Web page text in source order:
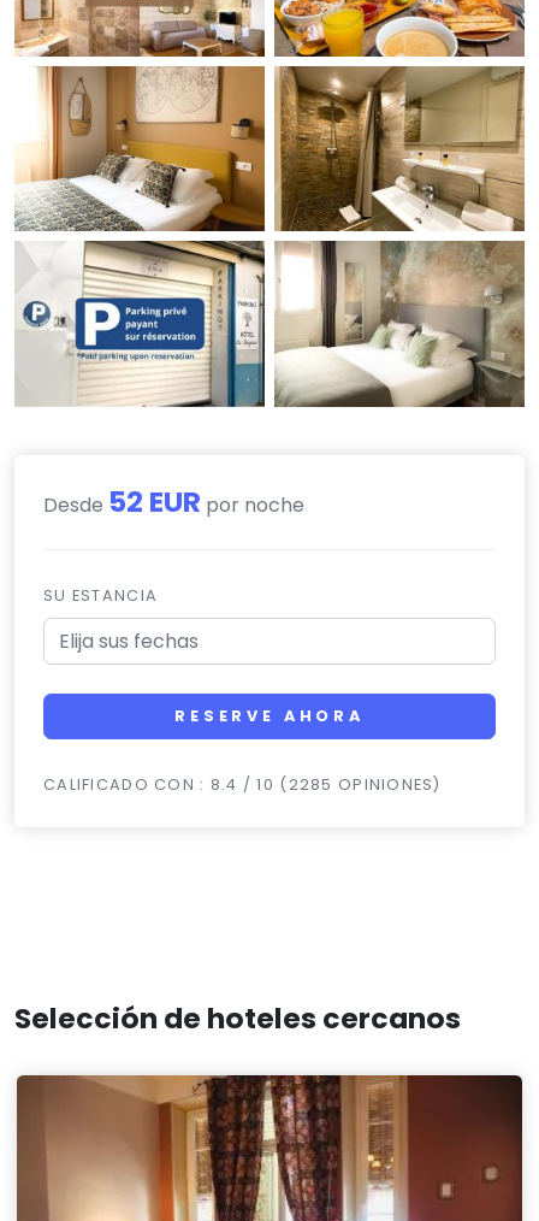
Desde 52 EUR por noche
SU ESTANCIA
RESERVE AHORA
CALIFICADO CON : 8.4 / 10 (2285 OPINIONES)
Selección de hoteles cercanos